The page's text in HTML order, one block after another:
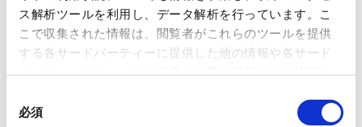
ス解析ツールを利用し、データ解析を行っています。こ
こで収集された情報は、閲覧者がこれらのツールを提供
する各サードパーティーに提供した他の情報や各サード
パーティーのサービスを使用した際に収集された情報と
ことがあります。
必須
【紹介割引あり】保険会社による保険代理店
のコンプライアンス・リスク管理 〜保険代理
る指導・監督の場面を中心に〜